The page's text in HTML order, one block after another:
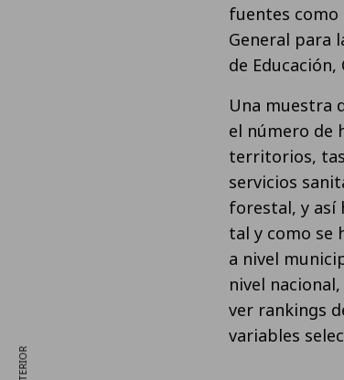
fuentes como
General para
de
Una muestra
el número de
territorios,
servicios
forestal, y así
tal y como se
a nivel
nivel
ver rankings
variables